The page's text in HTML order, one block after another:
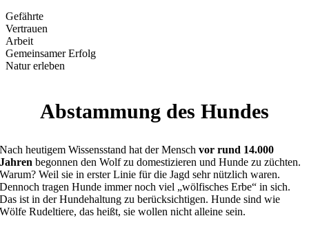
Gefährte
Vertrauen
Arbeit
Gemeinsamer Erfolg
Natur erleben
Abstammung des Hundes
Nach heutigem Wissensstand hat der Menschvor rund 14.000
Jahren begonnen den Wolf zu domestizieren und Hunde zu züchten.
Warum? Weil sie in erster Linie für die Jagd sehr nützlich waren.
Dennoch tragen Hunde immer noch viel „wölfisches Erbe“ in sich.
Das ist in der Hundehaltung zu berücksichtigen. Hunde sind wie
Wölfe Rudeltiere, das heißt, sie wollen nicht alleine sein.